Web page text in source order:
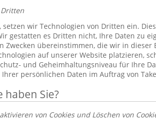
wir Technologien von Dritten ein.
gestatten es Dritten nicht, Ihre Daten zu
Zwecken übereinstimmen, die wir in
auf unserer Website platzieren,
und Geheimhaltungsniveau für Ihre
persönlichen Daten im Auftrag von
haben Sie?
von Cookies und Löschen von